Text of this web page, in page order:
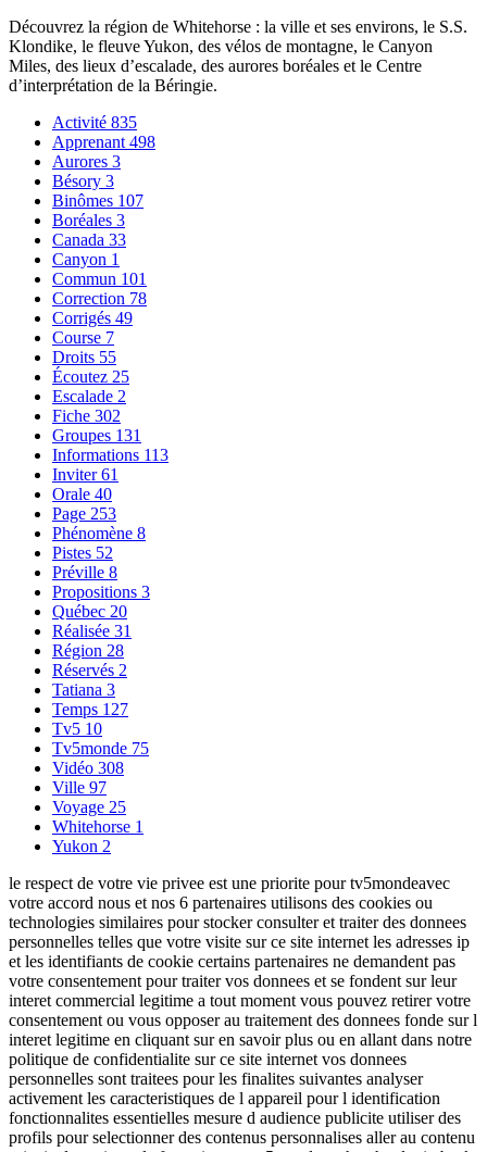
Découvrez la région de Whitehorse : la ville et ses environs, le S.S.
Klondike, le fleuve Yukon, des vélos de montagne, le Canyon
Miles, des lieux d’escalade, des aurores boréales et le Centre
d’interprétation de la Béringie.
Activité 835
Apprenant 498
Aurores 3
Bésory 3
Binômes 107
Boréales 3
Canada 33
Canyon 1
Commun 101
Correction 78
Corrigés 49
Course 7
Droits 55
Écoutez 25
Escalade 2
Fiche 302
Groupes 131
Informations 113
Inviter61
Orale 40
Page 253
Phénomène 8
Pistes 52
Préville 8
Propositions 3
Québec 20
Réalisée 31
Région 28
Réservés 2
Tatiana 3
Temps 127
Tv5 10
Tv5monde 75
Vidéo 308
Ville 97
Voyage 25
Whitehorse 1
Yukon 2
le respect de votre vie privee est une priorite pour tv5mondeavec
votre accord nous et nos 6 partenaires utilisons des cookies ou
technologies similaires pour stocker consulter et traiter des donnees
personnelles telles que votre visite sur ce site internet les adresses ip
et les identifiants de cookie certains partenaires ne demandent pas
votre consentement pour traiter vos donnees et se fondent sur leur
interet commercial legitime a tout moment vous pouvez retirer votre
consentement ou vous opposer au traitement des donnees fonde sur l
interet legitime en cliquant sur en savoir plus ou en allant dans notre
politique de confidentialite sur ce site internet vos donnees
personnelles sont traitees pour les finalites suivantes analyser
activement les caracteristiques de l appareil pour l identification
fonctionnalites essentielles mesure d audience publicite utiliser des
profils pour selectionner des contenus personnalises aller au contenu